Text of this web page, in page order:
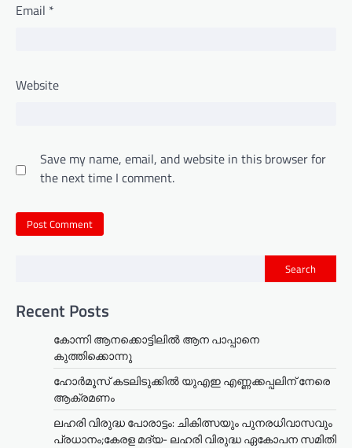
Email *
Website
Save my name, email, and website in this browser for
the next time I comment.
Search
Recent Posts
കോന്നി ആനക്കൊട്ടിലിൽ ആന പാപ്പാനെ
കുത്തിക്കൊന്നു
ഹോർമൂസ് കടലിടുക്കിൽ യുഎഇ എണ്ണക്കപ്പലിന് നേരെ
ആക്രമണം
ലഹരി വിരുദ്ധ പോരാട്ടം: ചികിത്സയും പുനരധിവാസവും
പ്രധാനം;കേരള മദ്യ- ലഹരി വിരുദ്ധ ഏകോപന സമിതി